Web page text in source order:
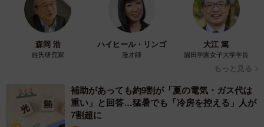
森岡 浩
姓氏研究家
ハイヒール・リンゴ
漫才師
大江 篤
園田学園女子大学学長
もっと見る
補助があっても約9割が「夏の電気・ガス代は
重い」と回答…猛暑でも「冷房を控える」人が
7割超に